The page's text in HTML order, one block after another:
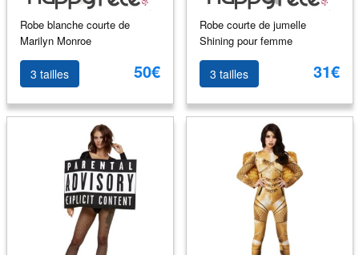
Robe blanche courte de
Marilyn Monroe
3 tailles 50€
Robe courte de jumelle
Shining pour femme
3 tailles 31€